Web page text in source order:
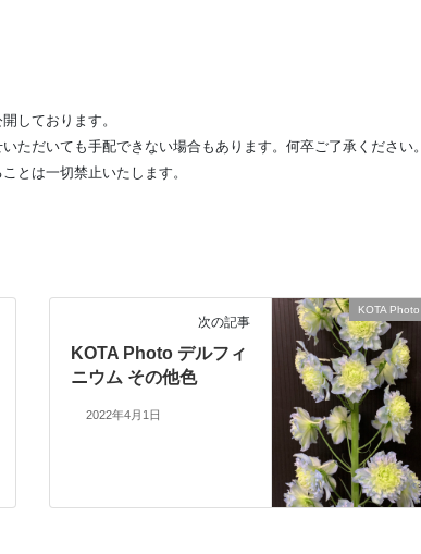
しております。
ただいても手配できない場合もあります。何卒ご了承ください。
とは一切禁止いたします。
KOTA Photo
次の記事
KOTA Photo デルフィ
ニウム その他色
2022年4月1日